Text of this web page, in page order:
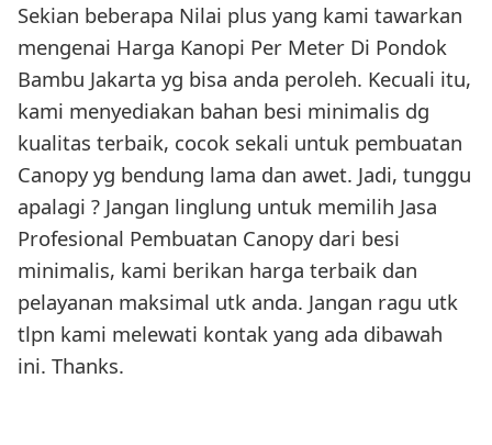
Sekian beberapa Nilai plus yang kami tawarkan
mengenai Harga Kanopi Per Meter Di Pondok
Bambu Jakarta yg bisa anda peroleh. Kecuali itu,
kami menyediakan bahan besi minimalis dg
kualitas terbaik, cocok sekali untuk pembuatan
Canopy yg bendung lama dan awet. Jadi, tunggu
apalagi ? Jangan linglung untuk memilih Jasa
Profesional Pembuatan Canopy dari besi
minimalis, kami berikan harga terbaik dan
pelayanan maksimal utk anda. Jangan ragu utk
tlpn kami melewati kontak yang ada dibawah
ini. Thanks.